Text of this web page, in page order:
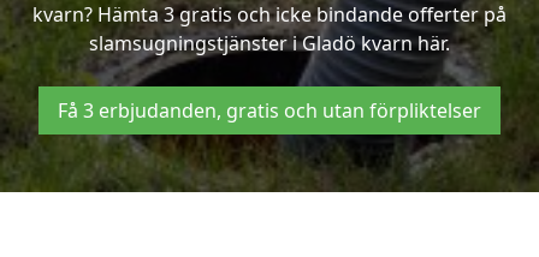
kvarn? Hämta 3 gratis och icke bindande offerter på
slamsugningstjänster i Gladö kvarn här.
Få 3 erbjudanden, gratis och utan förpliktelser